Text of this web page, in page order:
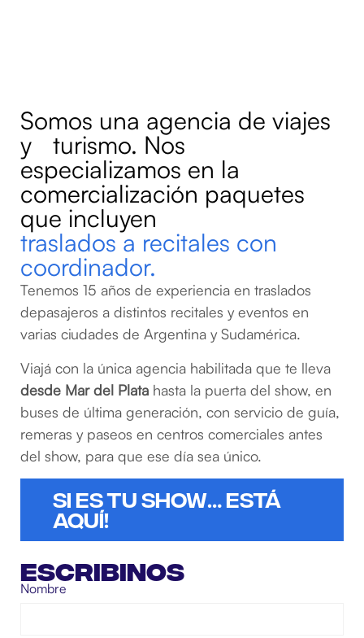
Somos una agencia de viajes
y turismo. Nos
especializamos en la
comercialización paquetes
que incluyen
traslados a recitales con
coordinador.
Tenemos 15 años de experiencia en traslados
depasajeros a distintos recitales y eventos en
varias ciudades de Argentina y Sudamérica.
Viajá con la única agencia habilitada que te lleva
desde Mar del Plata hasta la puerta del show, en
buses de última generación, con servicio de guía,
remeras y paseos en centros comerciales antes
del show, para que ese día sea único.
Si es tu Show… está
Aquí!
Escribinos
Nombre